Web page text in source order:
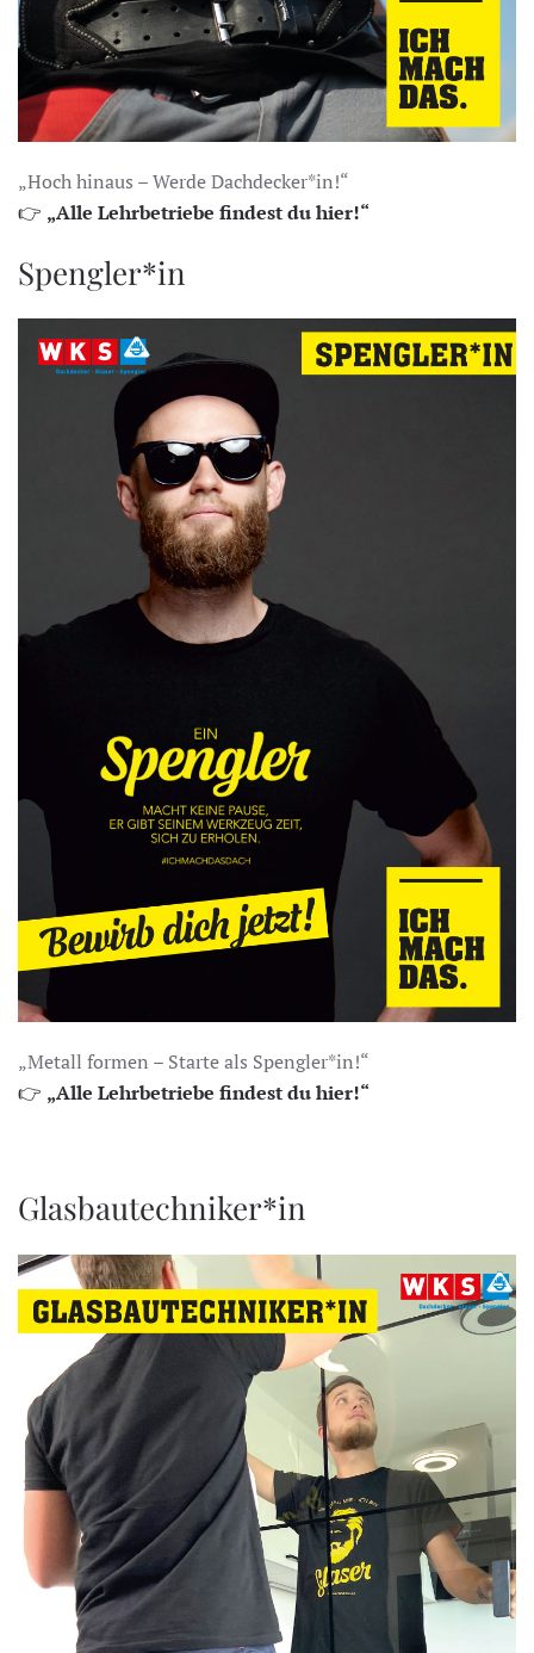
„Hoch hinaus – Werde Dachdecker*in!“
👉 „Alle Lehrbetriebe findest du hier!“
Spengler*in
„Metall formen – Starte als Spengler*in!“
👉 „Alle Lehrbetriebe findest du hier!“
Glasbautechniker*in